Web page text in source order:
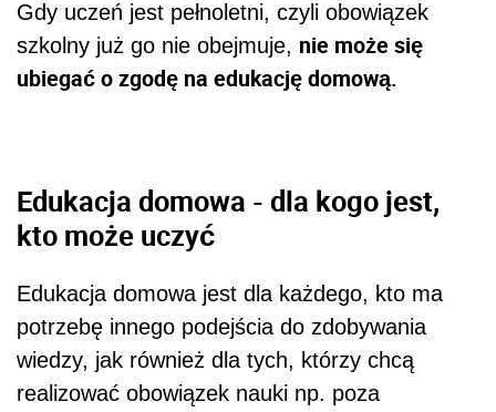
Gdy uczeń jest pełnoletni, czyli obowiązek
szkolny już go nie obejmuje, nie może się
ubiegać o zgodę na edukację domową.
Edukacja domowa - dla kogo jest,
kto może uczyć
Edukacja domowa jest dla każdego, kto ma
potrzebę innego podejścia do zdobywania
wiedzy, jak również dla tych, którzy chcą
realizować obowiązek nauki np. poza